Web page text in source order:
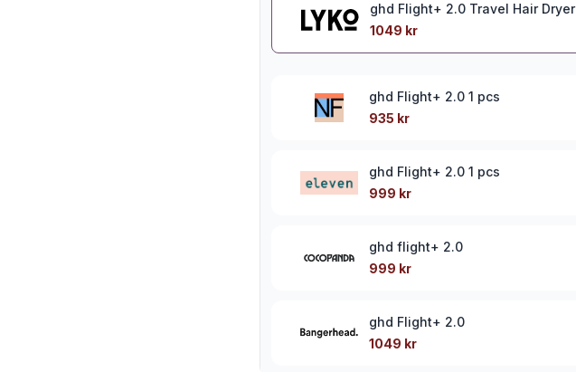
ghd Flight+ 2.0 Travel Hair Dryer
1049 kr
ghd Flight+ 2.0 1 pcs
935 kr
ghd Flight+ 2.0 1 pcs
999 kr
ghd flight+ 2.0
999 kr
ghd Flight+ 2.0
1049 kr